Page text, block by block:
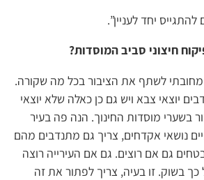
יחד לעניין”.
חיצוני סביב המוסדות?
מחובתי לשתף את הציבור בכל מה שקורה.
יוצאי צבא ויש גם כן כאלה שלא יוצאי
בשערי מוסדות החינוך. הנה פה בעיר
נושאי אקדחים, צריך גם מתנדבים מהם
גם אם רוצים. גם אם העירייה רוצה
כך בשוק. זו בעיה, צריך לפתור את זה